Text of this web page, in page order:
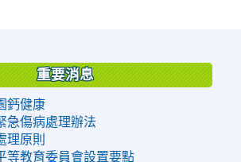
重要消息
鈣健康
急傷病處理辦法
理原則
等教育委員會設置要點